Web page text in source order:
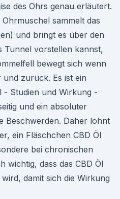
des Ohrs genau erläutert.
sammelt das
und bringt es über den
Tunnel vorstellen kannst,
bewegt sich wenn
zurück. Es ist ein
- Studien und Wirkung -
und ein absoluter
Beschwerden. Daher lohnt
ein Fläschchen CBD Öl
bei chronischen
wichtig, dass das CBD Öl
damit sich die Wirkung